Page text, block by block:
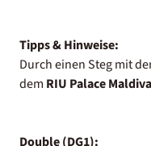
Tipps & Hinweise:
Durch einen Steg mit
dem RIU Palace
Double (DG1):